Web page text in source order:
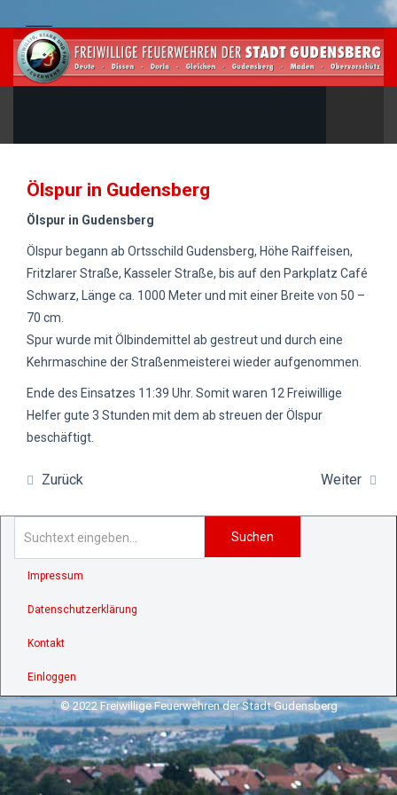
Ölspur in Gudensberg
Ölspur in Gudensberg
Ölspur begann ab Ortsschild Gudensberg, Höhe Raiffeisen,
Fritzlarer Straße, Kasseler Straße, bis auf den Parkplatz Café
Schwarz, Länge ca. 1000 Meter und mit einer Breite von 50 –
70 cm.
Spur wurde mit Ölbindemittel ab gestreut und durch eine
Kehrmaschine der Straßenmeisterei wieder aufgenommen.
Ende des Einsatzes 11:39 Uhr. Somit waren 12 Freiwillige
Helfer gute 3 Stunden mit dem ab streuen der Ölspur
beschäftigt.
Zurück Weiter
Suchen
Impressum
Datenschutzerklärung
Kontakt
Einloggen
© 2022 Freiwillige Feuerwehren der Stadt Gudensberg